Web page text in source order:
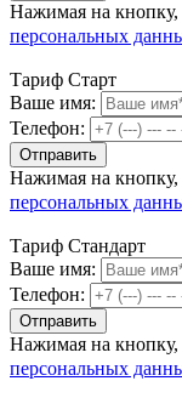
Нажимая на
персональных
Тариф Старт
Ваше имя:
Телефон:
Нажимая на
персональных
Тариф Стандарт
Ваше имя:
Телефон:
Нажимая на
персональных